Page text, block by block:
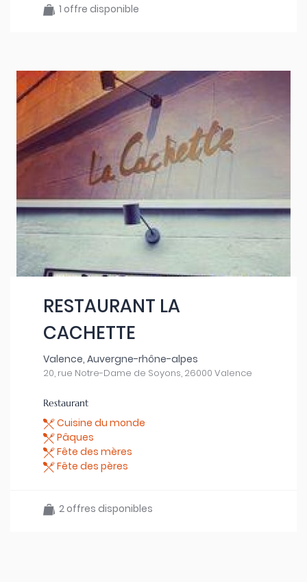
1 offre disponible
RESTAURANT LA
CACHETTE
Valence, Auvergne-rhône-alpes
20, rue Notre-Dame de Soyons, 26000 Valence
Restaurant
Cuisine du monde
Pâques
Fête des mères
Fête des pères
2 offres disponibles